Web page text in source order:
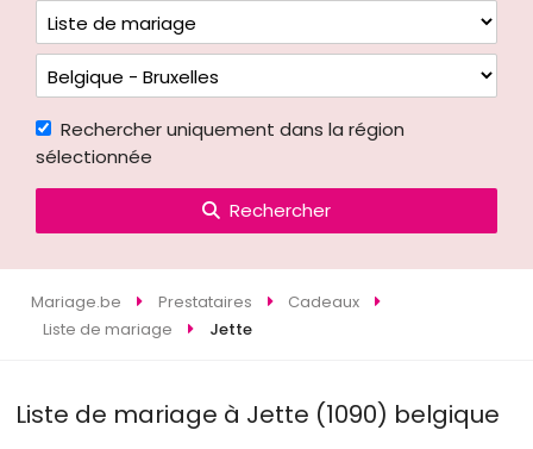
Rechercher uniquement dans la région
sélectionnée
Rechercher
Mariage.be Prestataires
Cadeaux
Liste de mariage
Jette
Liste de mariage à Jette (1090) belgique